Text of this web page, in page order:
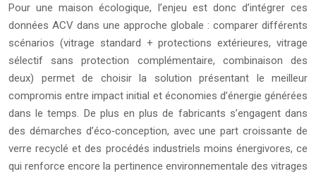
Pour une maison écologique, l’enjeu est donc d’intégrer ces
données ACV dans une approche globale : comparer différents
scénarios (vitrage standard + protections extérieures, vitrage
sélectif sans protection complémentaire, combinaison des
deux) permet de choisir la solution présentant le meilleur
compromis entre impact initial et économies d’énergie générées
dans le temps. De plus en plus de fabricants s’engagent dans
des démarches d’éco‑conception, avec une part croissante de
verre recyclé et des procédés industriels moins énergivores, ce
qui renforce encore la pertinence environnementale des vitrages